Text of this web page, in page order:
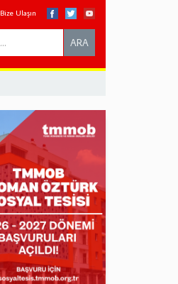
Bize Ulaşın
Search
this
ARA